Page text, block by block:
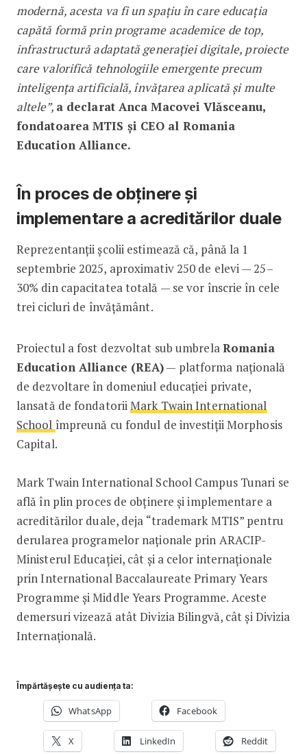
modernă, acesta va fi un spațiu în care educația
capătă formă prin programe academice de top,
infrastructură adaptată generației digitale, proiecte
care valorifică tehnologiile emergente precum
inteligența artificială, învățarea aplicată și multe
altele”, a declarat Anca Macovei Vlăsceanu,
fondatoarea MTIS și CEO al Romania
Education Alliance.
În proces de obținere și
implementare a acreditărilor duale
Reprezentanții școlii estimează că, până la 1
septembrie 2025, aproximativ 250 de elevi — 25–
30% din capacitatea totală — se vor înscrie în cele
trei cicluri de învățământ.
Proiectul a fost dezvoltat sub umbrelaRomania
Education Alliance (REA)— platforma națională
de dezvoltare în domeniul educației private,
lansată de fondatoriiMark Twain International
School împreună cu fondul de investiții Morphosis
Capital.
Mark Twain International School Campus Tunari se
află în plin proces de obținere și implementare a
acreditărilor duale, deja “trademark MTIS” pentru
derularea programelor naționale prin ARACIP-
Ministerul Educației, cât și a celor internaționale
prin International Baccalaureate Primary Years
Programme și Middle Years Programme. Aceste
demersuri vizează atât Divizia Bilingvă, cât și Divizia
Internațională.
Împărtășește cu audiența ta:
WhatsApp Facebook
X LinkedIn Reddit